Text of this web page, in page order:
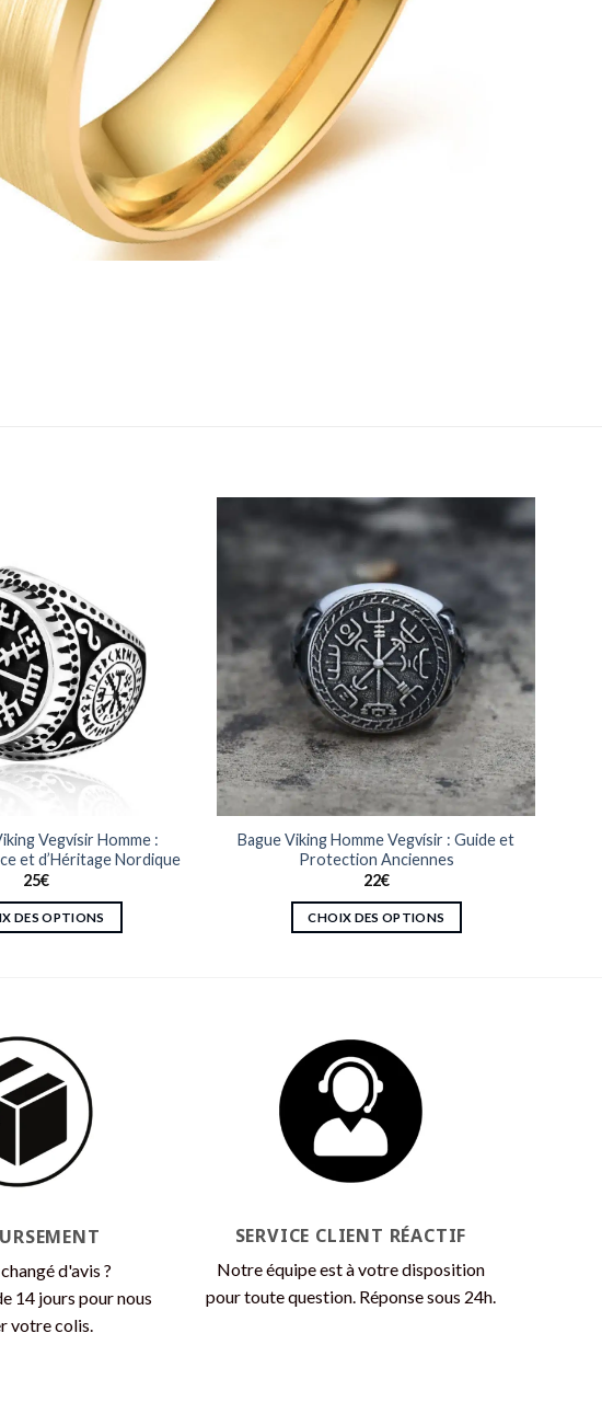
Vegvísir Homme :
et d’Héritage Nordique
25€
DES OPTIONS
variations.
Les
options
peuvent
être
choisies
page
du
produit
Bague Viking Homme Vegvísir : Guide et
Protection Anciennes
22€
CHOIX DES OPTIONS
variations.
Les
options
peuvent
être
choisies
page
du
produit
d'avis ?
14 jours pour nous
votre colis.
SERVICE CLIENT RÉACTIF
Notre équipe est à votre disposition
pour toute question. Réponse sous 24h.